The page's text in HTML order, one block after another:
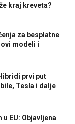
kraj kreveta?
za besplatne
modeli i
prvi put
Tesla i dalje
EU: Objavljena